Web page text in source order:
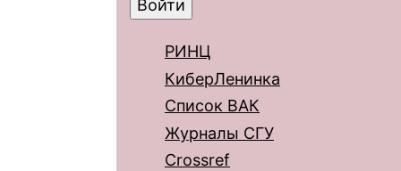
РИНЦ
КиберЛенинка
Список ВАК
Журналы СГУ
Crossref